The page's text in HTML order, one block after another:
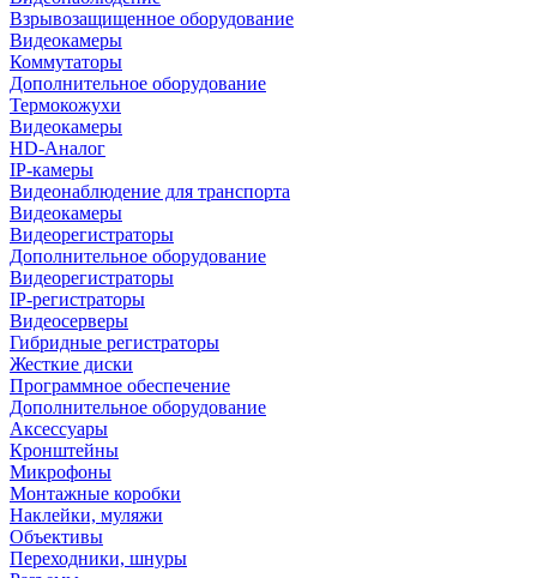
Взрывозащищенное оборудование
Видеокамеры
Коммутаторы
Дополнительное оборудование
Термокожухи
Видеокамеры
HD-Аналог
IP-камеры
Видеонаблюдение для транспорта
Видеокамеры
Видеорегистраторы
Дополнительное оборудование
Видеорегистраторы
IP-регистраторы
Видеосерверы
Гибридные регистраторы
Жесткие диски
Программное обеспечение
Дополнительное оборудование
Аксессуары
Кронштейны
Микрофоны
Монтажные коробки
Наклейки, муляжи
Объективы
Переходники, шнуры